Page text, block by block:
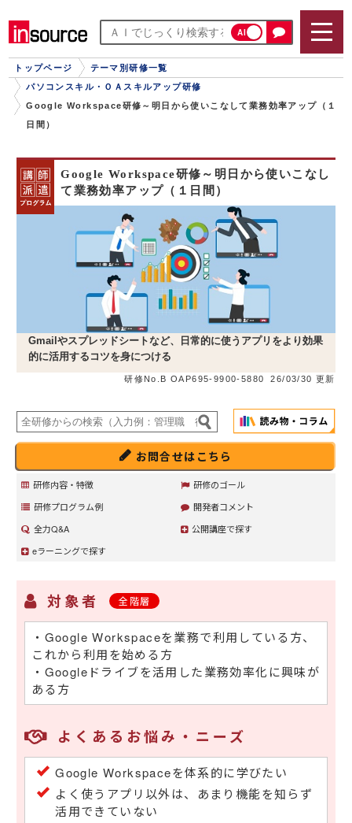
AI
トップページ
テーマ別研修一覧
パソコンスキル・ＯＡスキルアップ研修
Google Workspace研修～明日から使いこなして業務効率アップ（１
日間）
Google Workspace研修～明日から使いこなし
て業務効率アップ（１日間）
Gmailやスプレッドシートなど、日常的に使うアプリをより効果
的に活用するコツを身につける
研修No.B OAP695-9900-5880 26/03/30 更新
お問合せはこちら
研修内容・特徴
研修のゴール
研修プログラム例
開発者コメント
全力Q&A
公開講座で探す
eラーニングで探す
対象者 全階層
・Google Workspaceを業務で利用している方、
これから利用を始める方
・Googleドライブを活用した業務効率化に興味が
ある方
よくあるお悩み・ニーズ
Google Workspaceを体系的に学びたい
よく使うアプリ以外は、あまり機能を知らず
活用できていない